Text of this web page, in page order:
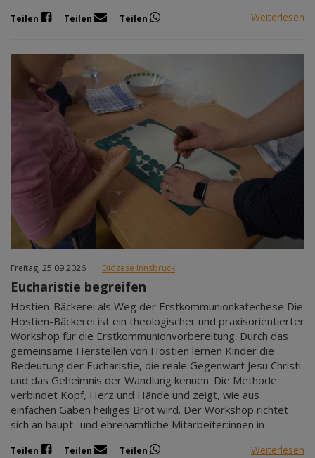
Teilen Teilen Teilen Weiterlesen
Freitag, 25.09.2026 | Diözese Innsbruck
Eucharistie begreifen
Hostien-Bäckerei als Weg der Erstkommunionkatechese Die
Hostien-Bäckerei ist ein theologischer und praxisorientierter
Workshop für die Erstkommunionvorbereitung. Durch das
gemeinsame Herstellen von Hostien lernen Kinder die
Bedeutung der Eucharistie, die reale Gegenwart Jesu Christi
und das Geheimnis der Wandlung kennen. Die Methode
verbindet Kopf, Herz und Hände und zeigt, wie aus
einfachen Gaben heiliges Brot wird. Der Workshop richtet
sich an haupt- und ehrenamtliche Mitarbeiter:innen in
Teilen Teilen Teilen Weiterlesen